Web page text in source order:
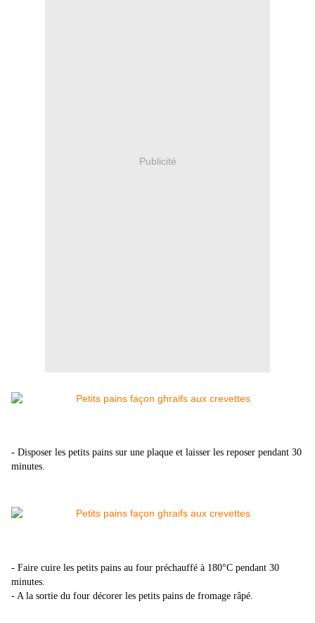
Publicité
- Disposer les petits pains sur une plaque et laisser les reposer pendant 30
minutes.
- Faire cuire les petits pains au four préchauffé à 180°C pendant 30
minutes.
- A la sortie du four décorer les petits pains de fromage râpé.